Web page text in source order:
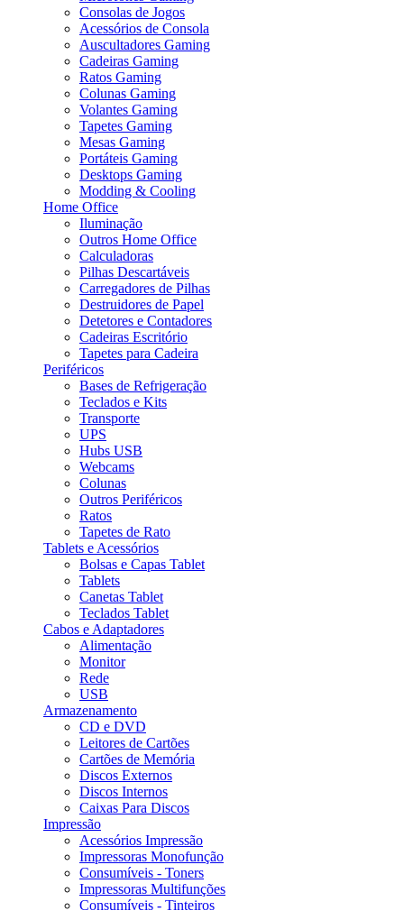
Consolas de Jogos
Acessórios de Consola
Auscultadores Gaming
Cadeiras Gaming
Ratos Gaming
Colunas Gaming
Volantes Gaming
Tapetes Gaming
Mesas Gaming
Portáteis Gaming
Desktops Gaming
Modding & Cooling
Home Office
Iluminação
Outros Home Office
Calculadoras
Pilhas Descartáveis
Carregadores de Pilhas
Destruidores de Papel
Detetores e Contadores
Cadeiras Escritório
Tapetes para Cadeira
Periféricos
Bases de Refrigeração
Teclados e Kits
Transporte
UPS
Hubs USB
Webcams
Colunas
Outros Periféricos
Ratos
Tapetes de Rato
Tablets e Acessórios
Bolsas e Capas Tablet
Tablets
Canetas Tablet
Teclados Tablet
Cabos e Adaptadores
Alimentação
Monitor
Rede
USB
Armazenamento
CD e DVD
Leitores de Cartões
Cartões de Memória
Discos Externos
Discos Internos
Caixas Para Discos
Impressão
Acessórios Impressão
Impressoras Monofunção
Consumíveis - Toners
Impressoras Multifunções
Consumíveis - Tinteiros